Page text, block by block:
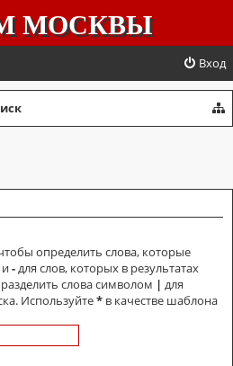
МОСКВЫ
Вход
определить слова, которые
- для слов, которых в результатах
слова символом | для
Используйте* в качестве шаблона